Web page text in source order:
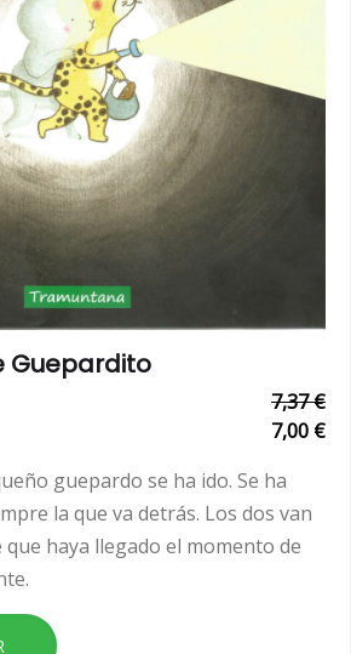
Guepardito
7,37 €
7,00 €
guepardo se ha ido. Se ha
la que va detrás. Los dos van
haya llegado el momento de